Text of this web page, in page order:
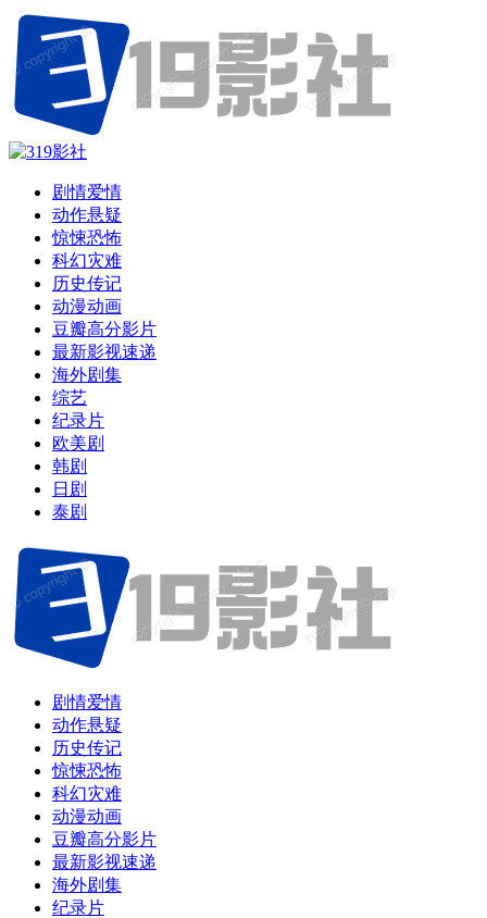
剧情爱情
动作悬疑
惊悚恐怖
科幻灾难
历史传记
动漫动画
豆瓣高分影片
最新影视速递
海外剧集
综艺
纪录片
欧美剧
韩剧
日剧
泰剧
剧情爱情
动作悬疑
历史传记
惊悚恐怖
科幻灾难
动漫动画
豆瓣高分影片
最新影视速递
海外剧集
纪录片